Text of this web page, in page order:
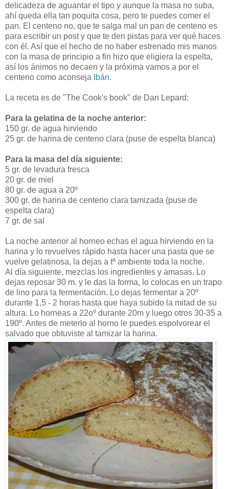
delicadeza de aguantar el tipo y aunque la masa no suba,
ahí queda ella tan poquita cosa, pero te puedes comer el
pan. El centeno no, que te salga mal un pan de centeno es
para escribir un post y que te den pistas para ver qué haces
con él. Así que el hecho de no haber estrenado mis manos
con la masa de principio a fin hizo que eligiera la espelta,
así los ánimos no decaen y la próxima vamos a por el
centeno como aconseja
Ibán.
La receta es de "The Cook's book" de Dan Lepard:
Para la gelatina de la noche anterior:
150 gr. de agua hirviendo
25 gr. de harina de centeno clara (puse de espelta blanca)
Para la masa del día siguiente:
5 gr. de levadura fresca
20 gr. de miel
80 gr. de agua a 20º
300 gr. de harina de centeno clara tamizada (puse de
espelta clara)
7 gr. de sal
La noche anterior al horneo echas el agua hirviendo en la
harina y lo revuelves rápido hasta hacer una pasta que se
vuelve gelatinosa, la dejas a tª ambiente toda la noche.
Al día siguiente, mezclas los ingredientes y amasas. Lo
dejas reposar 30 m. y le das la forma, lo colocas en un trapo
de lino para la fermentación. Lo dejas fermentar a 20º
durante 1,5 - 2 horas hasta que haya subido la mitad de su
altura. Lo horneas a 22oº durante 20m y luego otros 30-35 a
190º. Antes de meterlo al horno le puedes espolvorear el
salvado que obtuviste al tamizar la harina.